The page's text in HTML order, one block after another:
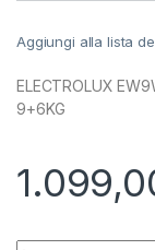
Aggiungi alla lista
ELECTROLUX
9+6KG